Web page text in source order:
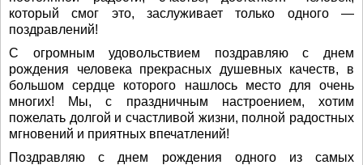
который смог это, заслуживает только одного —
поздравлений!
С огромным удовольствием поздравляю с днем
рождения человека прекрасных душевных качеств, в
большом сердце которого нашлось место для очень
многих! Мы, с праздничным настроением, хотим
пожелать долгой и счастливой жизни, полной радостных
мгновений и приятных впечатлений!
Поздравляю с днем рождения одного из самых